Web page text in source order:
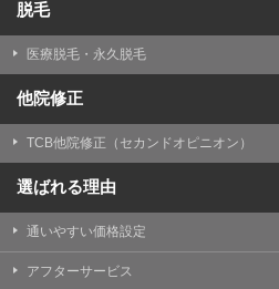
脱毛
医療脱毛・永久脱毛
他院修正
TCB他院修正（セカンドオピニオン）
選ばれる理由
通いやすい価格設定
アフターサービス